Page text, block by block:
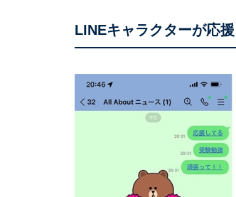
LINEキャラクターが応